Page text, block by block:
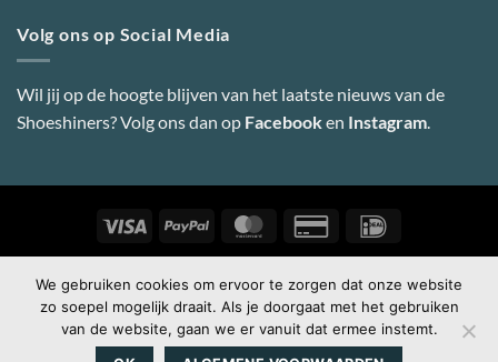
Volg ons op Social Media
Wil jij op de hoogte blijven van het laatste nieuws van de
Shoeshiners? Volg ons dan op Facebooken Instagram.
Visa PayPal MasterCardCredit
Copyright 2026 ©Shoeshiners Online-Webdesign door Super
Secret
We gebruiken cookies om ervoor te zorgen dat onze website
zo soepel mogelijk draait. Als je doorgaat met het gebruiken
van de website, gaan we er vanuit dat ermee instemt.